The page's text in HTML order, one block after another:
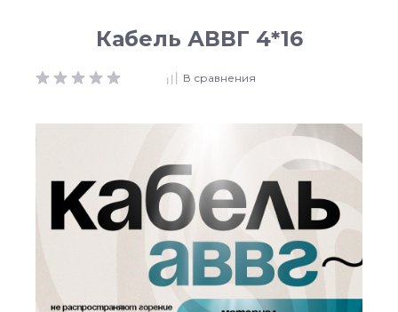
Кабель АВВГ 4*16
В сравнения